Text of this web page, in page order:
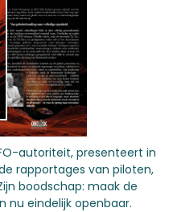
autoriteit, presenteert in
rapportages van piloten,
boodschap: maak de
nu eindelijk openbaar.